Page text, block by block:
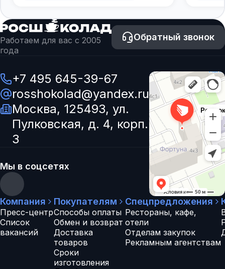
Работаем для вас с 2005
года
Обратный звонок
+7 495 645-39-67
rosshokolad@yandex.ru
Москва, 125493, ул.
Пулковская, д. 4, корп.
3
Мы в соцсетях
Компания
Пресс-центр
Список
вакансий
Покупателям
Способы оплаты
Обмен и возврат
Доставка
товаров
Сроки
изготовления
Спецпредложения
Рестораны, кафе,
отели
Отделам закупок
Рекламным агентствам